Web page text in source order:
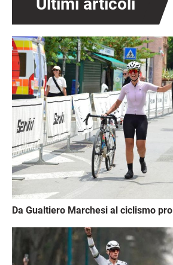
Immagine
Da Gualtiero Marchesi al ciclismo pro